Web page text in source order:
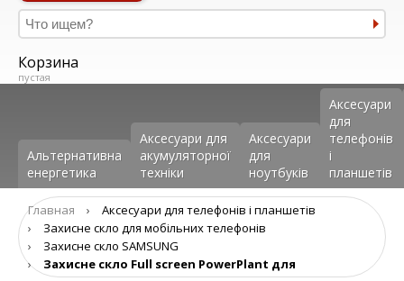
Корзина
пустая
Альтернативна
енергетика
Аксесуари для
акумуляторної
техніки
Аксесуари
для
ноутбуків
Аксеcуари
для
телефонів
і
планшетів
Главная ›
Аксеcуари для телефонів і планшетів
›
Захисне скло для мобільних телефонів
›
Захисне скло SAMSUNG
›
Захисне скло Full screen PowerPlant для